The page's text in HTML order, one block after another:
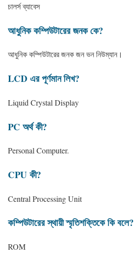
চালর্স ব্যাবেস
আধুনিক কম্পিউটারের জনক কে?
আধুনিক কম্পিউটারের জনক জন ভন নিউম্যান।
LCD এর পূর্ণমান লিখ?
Liquid Crystal Display
PC অর্থ কী?
Personal Computer.
CPU কী?
Central Processing Unit
কম্পিউটারের স্থায়ী স্মৃতিশক্তিকে কি বলে?
ROM